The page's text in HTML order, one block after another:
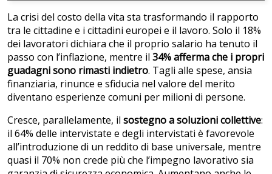
La crisi del costo della vita sta trasformando il rapporto
tra le cittadine e i cittadini europei e il lavoro. Solo il 18%
dei lavoratori dichiara che il proprio salario ha tenuto il
passo con l’inflazione, mentre il 34% afferma che i propri
guadagni sono rimasti indietro. Tagli alle spese, ansia
finanziaria, rinunce e sfiducia nel valore del merito
diventano esperienze comuni per milioni di persone.
Cresce, parallelamente, il sostegno asoluzioni collettive:
il 64% delle intervistate e degli intervistati è favorevole
all’introduzione di un reddito di base universale, mentre
quasi il 70% non crede più che l’impegno lavorativo sia